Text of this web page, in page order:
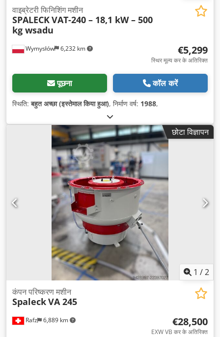
Wymysłów 6,232 km
वाइब्रेटरी फिनिशिंग मशीन
SPALECKVAT-240 – 18,1 kW – 500
kg wsadu
€5,299
स्थिर मूल्य कर के अतिरिक्त
पूछना कॉल करें
स्थिति:बहुत अच्छा (इस्तेमाल किया हुआ), निर्माण वर्ष: 1988,
छोटा विज्ञापन
1 /2
Rafz 6,889 km
कंपन परिष्करण मशीन
SpaleckVA 245
€28,500
EXW VB कर के अतिरिक्त